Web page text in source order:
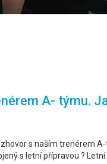
A- týmu.
s naším trenérem
s letní přípravou ?